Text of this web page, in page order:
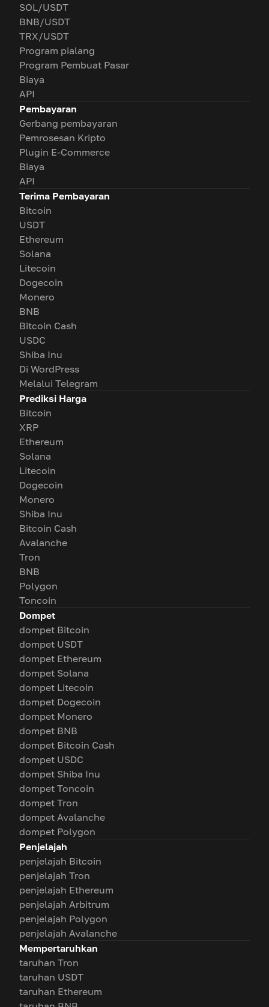
SOL/USDT
BNB/USDT
TRX/USDT
Program pialang
Program Pembuat Pasar
Biaya
API
Pembayaran
Gerbang pembayaran
Pemrosesan Kripto
Plugin E-Commerce
Biaya
API
Terima Pembayaran
Bitcoin
USDT
Ethereum
Solana
Litecoin
Dogecoin
Monero
BNB
Bitcoin Cash
USDC
Shiba Inu
Di WordPress
Melalui Telegram
Prediksi Harga
Bitcoin
XRP
Ethereum
Solana
Litecoin
Dogecoin
Monero
Shiba Inu
Bitcoin Cash
Avalanche
Tron
BNB
Polygon
Toncoin
Dompet
dompet Bitcoin
dompet USDT
dompet Ethereum
dompet Solana
dompet Litecoin
dompet Dogecoin
dompet Monero
dompet BNB
dompet Bitcoin Cash
dompet USDC
dompet Shiba Inu
dompet Toncoin
dompet Tron
dompet Avalanche
dompet Polygon
Penjelajah
penjelajah Bitcoin
penjelajah Tron
penjelajah Ethereum
penjelajah Arbitrum
penjelajah Polygon
penjelajah Avalanche
Mempertaruhkan
taruhan Tron
taruhan USDT
taruhan Ethereum